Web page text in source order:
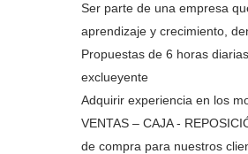
Ser parte de una empresa
aprendizaje y crecimiento,
Propuestas de 6 horas
exclueyente
Adquirir experiencia en los
VENTAS – CAJA -
de compra para nuestros